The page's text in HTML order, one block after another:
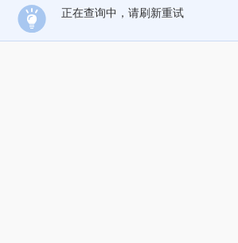
正在查询中，请刷新重试